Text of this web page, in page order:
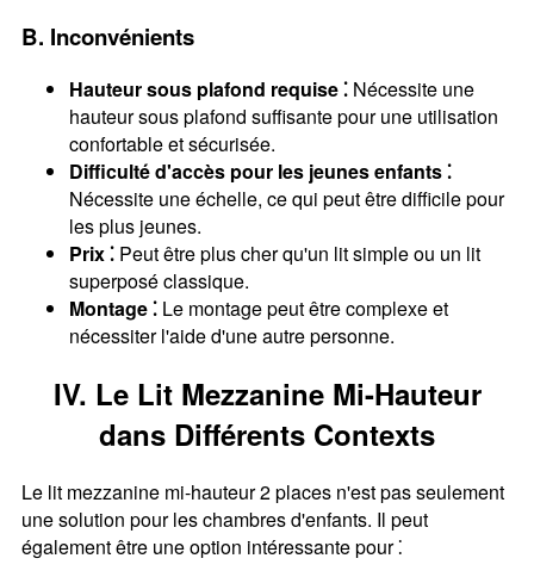
B. Inconvénients
Hauteur sous plafond requise ⁚Nécessite une
hauteur sous plafond suffisante pour une utilisation
confortable et sécurisée.
Difficulté d'accès pour les jeunes enfants ⁚
Nécessite une échelle, ce qui peut être difficile pour
les plus jeunes.
Prix ⁚Peut être plus cher qu'un lit simple ou un lit
superposé classique.
Montage ⁚Le montage peut être complexe et
nécessiter l'aide d'une autre personne.
IV. Le Lit Mezzanine Mi-Hauteur
dans Différents Contexts
Le lit mezzanine mi-hauteur 2 places n'est pas seulement
une solution pour les chambres d'enfants. Il peut
également être une option intéressante pour ⁚